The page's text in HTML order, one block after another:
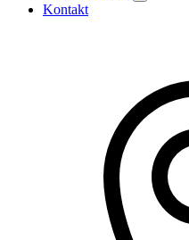
Kontakt